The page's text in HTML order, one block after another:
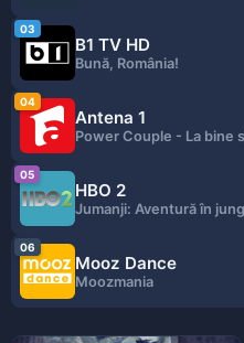
03
B1 TV HD
Bună, România!
04
Antena 1
Power Couple - La bine
05
HBO 2
Jumanji: Aventură în
06
Mooz Dance
Moozmania